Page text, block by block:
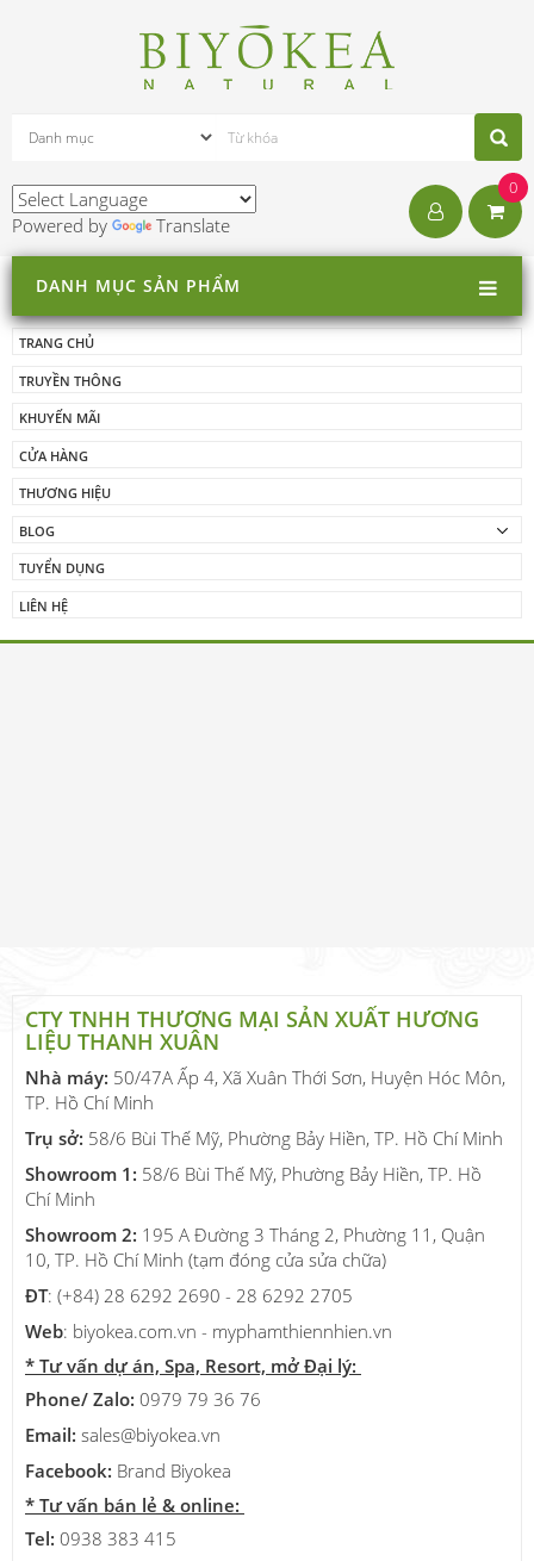
Powered by Translate
0
DANH MỤC SẢN PHẨM
TRANG CHỦ
TRUYỀN THÔNG
KHUYẾN MÃI
CỬA HÀNG
THƯƠNG HIỆU
BLOG
TUYỂN DỤNG
LIÊN HỆ
CTY TNHH THƯƠNG MẠI SẢN XUẤT HƯƠNG
LIỆU THANH XUÂN
Nhà máy: 50/47A Ấp 4, Xã Xuân Thới Sơn, Huyện Hóc Môn,
TP. Hồ Chí Minh
Trụ sở: 58/6 Bùi Thế Mỹ, Phường Bảy Hiền, TP. Hồ Chí Minh
Showroom 1: 58/6 Bùi Thế Mỹ, Phường Bảy Hiền, TP. Hồ
Chí Minh
Showroom 2: 195 A Đường 3 Tháng 2, Phường 11, Quận
10, TP. Hồ Chí Minh (tạm đóng cửa sửa chữa)
ĐT: (+84) 28 6292 2690 - 28 6292 2705
Web: biyokea.com.vn - myphamthiennhien.vn
* Tư vấn dự án, Spa, Resort, mở Đại lý:
Phone/ Zalo: 0979 79 36 76
Email: sales@biyokea.vn
Facebook: Brand Biyokea
* Tư vấn bán lẻ & online:
Tel: 0938 383 415